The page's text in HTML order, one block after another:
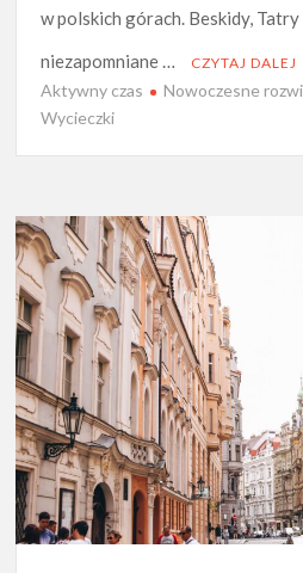
w polskich górach. Beskidy,
niezapomniane …
CZYTAJ DALEJ
Aktywny czas Nowoczesne
Wycieczki